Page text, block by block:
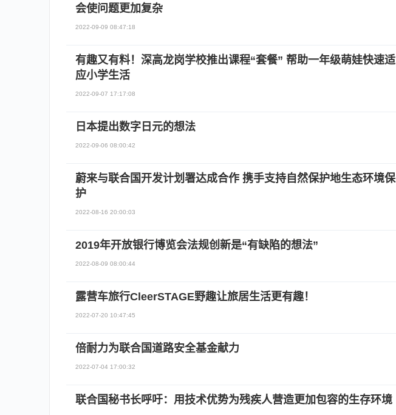
会使问题更加复杂
2022-09-09 08:47:18
有趣又有料！深高龙岗学校推出课程“套餐” 帮助一年级萌娃快速适
应小学生活
2022-09-07 17:17:08
日本提出数字日元的想法
2022-09-06 08:00:42
蔚来与联合国开发计划署达成合作 携手支持自然保护地生态环境保
护
2022-08-16 20:00:03
2019年开放银行博览会法规创新是“有缺陷的想法”
2022-08-09 08:00:44
露营车旅行CleerSTAGE野趣让旅居生活更有趣！
2022-07-20 10:47:45
倍耐力为联合国道路安全基金献力
2022-07-04 17:00:32
联合国秘书长呼吁：用技术优势为残疾人营造更加包容的生存环境